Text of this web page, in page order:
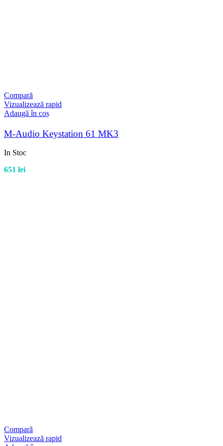
Compară
Vizualizează rapid
Adaugă în coș
M-Audio Keystation 61 MK3
In Stoc
651 lei
Compară
Vizualizează rapid